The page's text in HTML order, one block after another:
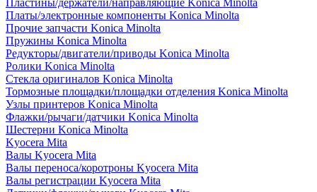
Пластины/держатели/направляющие Konica Minolta
Платы/электронные компоненты Konica Minolta
Прочие запчасти Konica Minolta
Пружины Konica Minolta
Редукторы/двигатели/приводы Konica Minolta
Ролики Konica Minolta
Стекла оригиналов Konica Minolta
Тормозные площадки/площадки отделения Konica Minolta
Узлы принтеров Konica Minolta
Флажки/рычаги/датчики Konica Minolta
Шестерни Konica Minolta
Kyocera Mita
Валы Kyocera Mita
Валы переноса/коротроны Kyocera Mita
Валы регистрации Kyocera Mita